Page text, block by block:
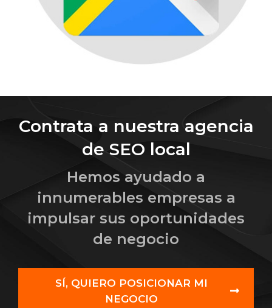
Contrata a nuestra agencia
de SEO local
Hemos ayudado a
innumerables empresas a
impulsar sus oportunidades
de negocio
SÍ, QUIERO POSICIONAR MI
NEGOCIO